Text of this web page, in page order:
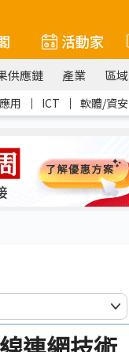
活動家
供應鏈 產業 區域
用 ｜ ICT ｜ 軟體/資安